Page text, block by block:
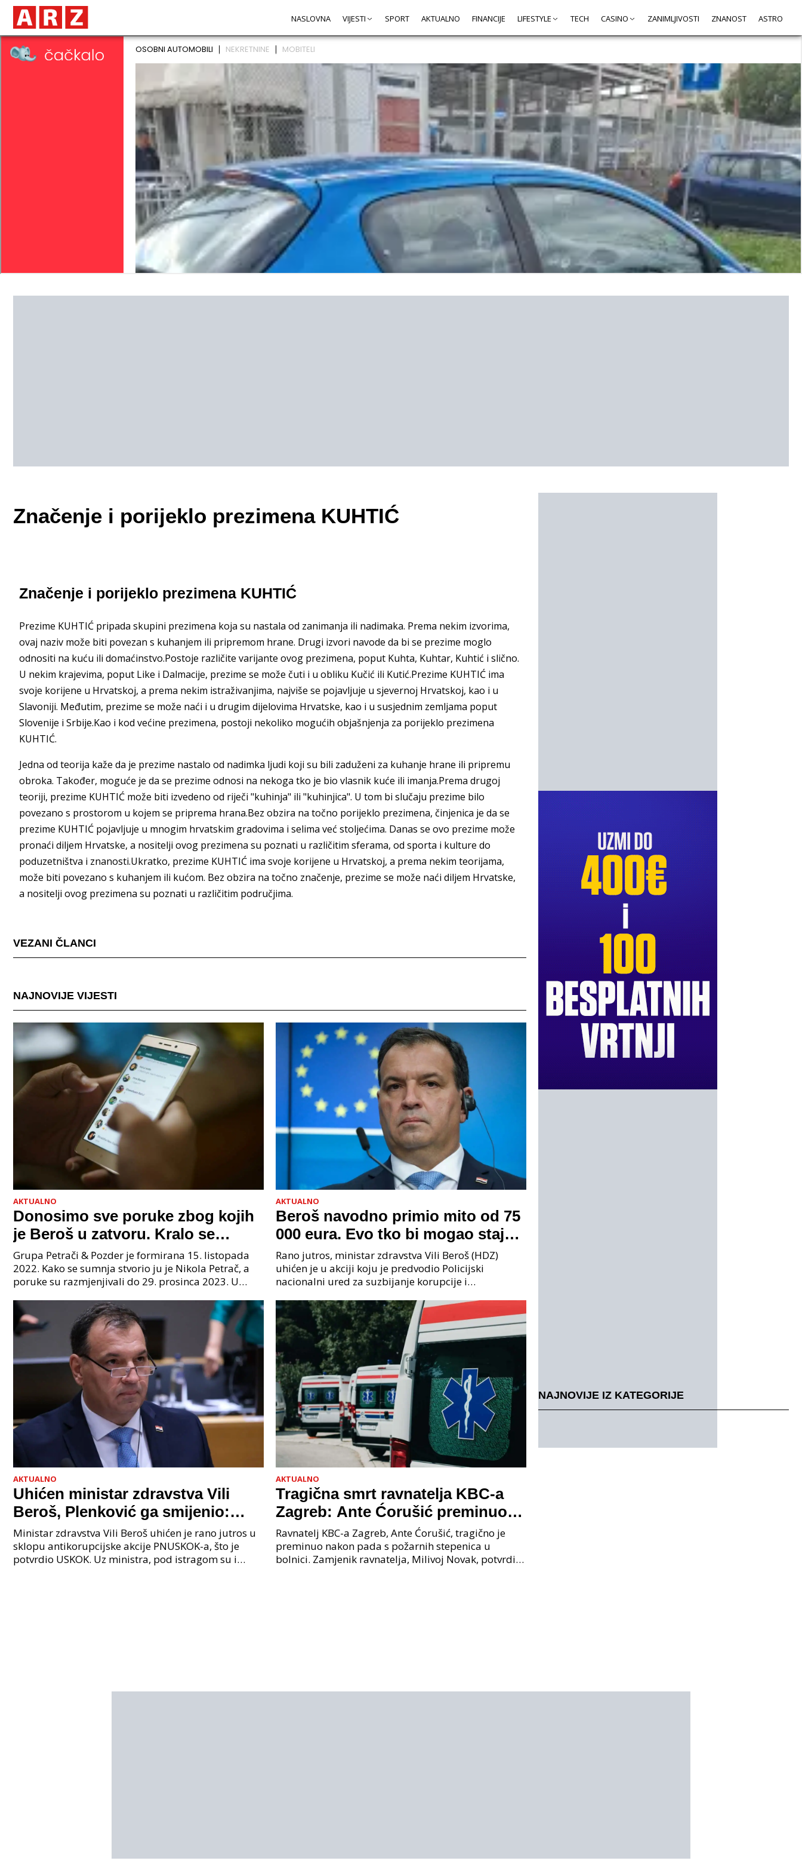
NASLOVNA VIJESTI SPORT AKTUALNO FINANCIJE LIFESTYLE TECH CASINO ZANIMLJIVOSTI ZNANOST ASTRO
Značenje i porijeklo prezimena KUHTIĆ
Značenje i porijeklo prezimena KUHTIĆ
Prezime KUHTIĆ pripada skupini prezimena koja su nastala od zanimanja ili nadimaka. Prema nekim izvorima,
ovaj naziv može biti povezan s kuhanjem ili pripremom hrane. Drugi izvori navode da bi se prezime moglo
odnositi na kuću ili domaćinstvo.Postoje različite varijante ovog prezimena, poput Kuhta, Kuhtar, Kuhtić i slično.
U nekim krajevima, poput Like i Dalmacije, prezime se može čuti i u obliku Kučić ili Kutić.Prezime KUHTIĆ ima
svoje korijene u Hrvatskoj, a prema nekim istraživanjima, najviše se pojavljuje u sjevernoj Hrvatskoj, kao i u
Slavoniji. Međutim, prezime se može naći i u drugim dijelovima Hrvatske, kao i u susjednim zemljama poput
Slovenije i Srbije.Kao i kod većine prezimena, postoji nekoliko mogućih objašnjenja za porijeklo prezimena
KUHTIĆ.
Jedna od teorija kaže da je prezime nastalo od nadimka ljudi koji su bili zaduženi za kuhanje hrane ili pripremu
obroka. Također, moguće je da se prezime odnosi na nekoga tko je bio vlasnik kuće ili imanja.Prema drugoj
teoriji, prezime KUHTIĆ može biti izvedeno od riječi "kuhinja" ili "kuhinjica". U tom bi slučaju prezime bilo
povezano s prostorom u kojem se priprema hrana.Bez obzira na točno porijeklo prezimena, činjenica je da se
prezime KUHTIĆ pojavljuje u mnogim hrvatskim gradovima i selima već stoljećima. Danas se ovo prezime može
pronaći diljem Hrvatske, a nositelji ovog prezimena su poznati u različitim sferama, od sporta i kulture do
poduzetništva i znanosti.Ukratko, prezime KUHTIĆ ima svoje korijene u Hrvatskoj, a prema nekim teorijama,
može biti povezano s kuhanjem ili kućom. Bez obzira na točno značenje, prezime se može naći diljem Hrvatske,
a nositelji ovog prezimena su poznati u različitim područjima.
VEZANI ČLANCI
NAJNOVIJE VIJESTI
AKTUALNO
Donosimo sve poruke zbog kojih
je Beroš u zatvoru. Kralo se
godinama. Tko će iz vlade biti
sljedeći uhićen?
Grupa Petrači & Pozder je formirana 15. listopada
2022. Kako se sumnja stvorio ju je Nikola Petrač, a
poruke su razmjenjivali do 29. prosinca 2023. U
AKTUALNO
Beroš navodno primio mito od 75
000 eura. Evo tko bi mogao stajati
na čelu zločinačkog udruženja
Rano jutros, ministar zdravstva Vili Beroš (HDZ)
uhićen je u akciji koju je predvodio Policijski
nacionalni ured za suzbijanje korupcije i
priopćenju USKOK
AKTUALNO
Uhićen ministar zdravstva Vili
Beroš, Plenković ga smijenio:
Istraga USKOK-a zbog korupcije
Ministar zdravstva Vili Beroš uhićen je rano jutros u
sklopu antikorupcijske akcije PNUSKOK-a, što je
potvrdio USKOK. Uz ministra, pod istragom su i
AKTUALNO
Tragična smrt ravnatelja KBC-a
Zagreb: Ante Ćorušić preminuo
nakon pada u bolnici, policija na
mjestu događaja
Ravnatelj KBC-a Zagreb, Ante Ćorušić, tragično je
preminuo nakon pada s požarnih stepenica u
bolnici. Zamjenik ravnatelja, Milivoj Novak, potvrdio
NAJNOVIJE IZ KATEGORIJE